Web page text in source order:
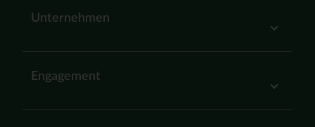
Unternehmen
Engagement